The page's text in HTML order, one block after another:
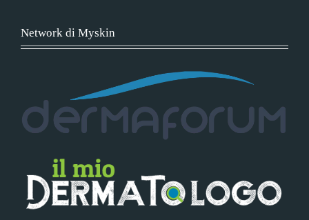
Network di Myskin